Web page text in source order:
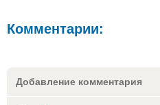
Комментарии:
Добавление комментария